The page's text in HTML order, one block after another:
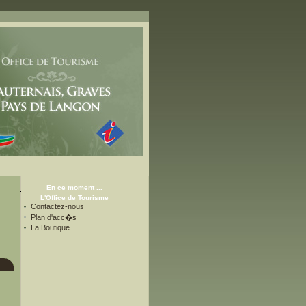
En ce moment ...
L'Office de Tourisme
Contactez-nous
Plan d'acc�s
La Boutique